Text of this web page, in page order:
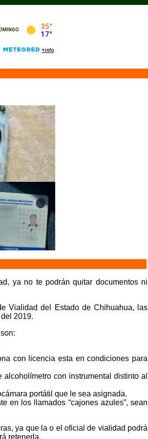
ya no te podrán quitar documentos ni
Vialidad del Estado de Chihuahua, las
2019.
con licencia esta en condiciones para
con instrumental distinto al
portátil que le sea asignada.
en los llamados “cajones azules”, sean
ya que la o el oficial de vialidad podrá
retenerla.